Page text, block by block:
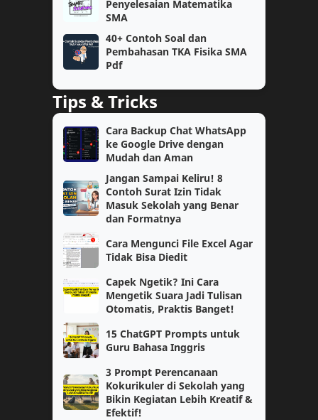
Bahasa Inggris
SAT
Semester 2
OSN
Akuntansi Bahasa Indonesia
Cerita Reflektif Motivasi
SAS
Tutorial
Pembahasan
Lomba Siswa
Materi Pelajaran PPG Daljab
Ekonomi
Penyelesaian Matematika
SMA
40+ Contoh Soal dan
Pembahasan TKA Fisika SMA
Pdf
Tips & Tricks
Cara Backup Chat WhatsApp
ke Google Drive dengan
Mudah dan Aman
Jangan Sampai Keliru! 8
Contoh Surat Izin Tidak
Masuk Sekolah yang Benar
dan Formatnya
Cara Mengunci File Excel Agar
Tidak Bisa Diedit
Capek Ngetik? Ini Cara
Mengetik Suara Jadi Tulisan
Otomatis, Praktis Banget!
15 ChatGPT Prompts untuk
Guru Bahasa Inggris
3 Prompt Perencanaan
Kokurikuler di Sekolah yang
Bikin Kegiatan Lebih Kreatif &
Efektif!